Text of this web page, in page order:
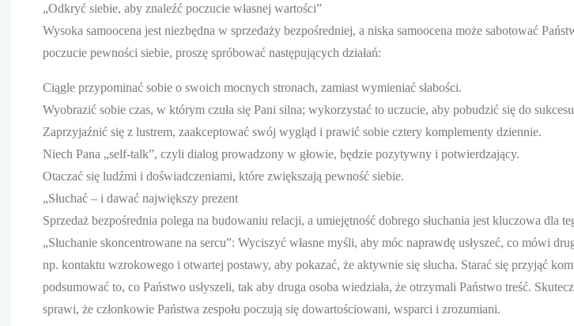
„Odkryć siebie, aby znaleźć poczucie własnej wartości”
Wysoka samoocena jest niezbędna w sprzedaży bezpośredniej, a niska samoocena może sabotować
poczucie pewności siebie, proszę spróbować następujących działań:
Ciągle przypominać sobie o swoich mocnych stronach, zamiast wymieniać słabości.
Wyobrazić sobie czas, w którym czuła się Pani silna; wykorzystać to uczucie, aby pobudzić się do
Zaprzyjaźnić się z lustrem, zaakceptować swój wygląd i prawić sobie cztery komplementy dziennie.
Niech Pana „self-talk”, czyli dialog prowadzony w głowie, będzie pozytywny i potwierdzający.
Otaczać się ludźmi i doświadczeniami, które zwiększają pewność siebie.
„Słuchać – i dawać największy prezent
Sprzedaż bezpośrednia polega na budowaniu relacji, a umiejętność dobrego słuchania jest kluczowa dla
„Słuchanie skoncentrowane na sercu”: Wyciszyć własne myśli, aby móc naprawdę usłyszeć, co mówi
np. kontaktu wzrokowego i otwartej postawy, aby pokazać, że aktywnie się słucha. Starać się przyjąć
podsumować to, co Państwo usłyszeli, tak aby druga osoba wiedziała, że otrzymali Państwo treść.
sprawi, że członkowie Państwa zespołu poczują się dowartościowani, wsparci i zrozumiani.